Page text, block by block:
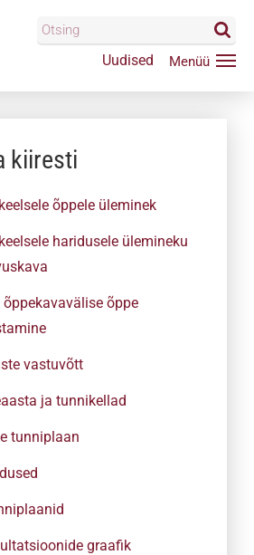
Uudised
kiiresti
õppele üleminek
haridusele ülemineku
õppekavavälise õppe
vastuvõtt
ja tunnikellad
tunniplaan
graafik